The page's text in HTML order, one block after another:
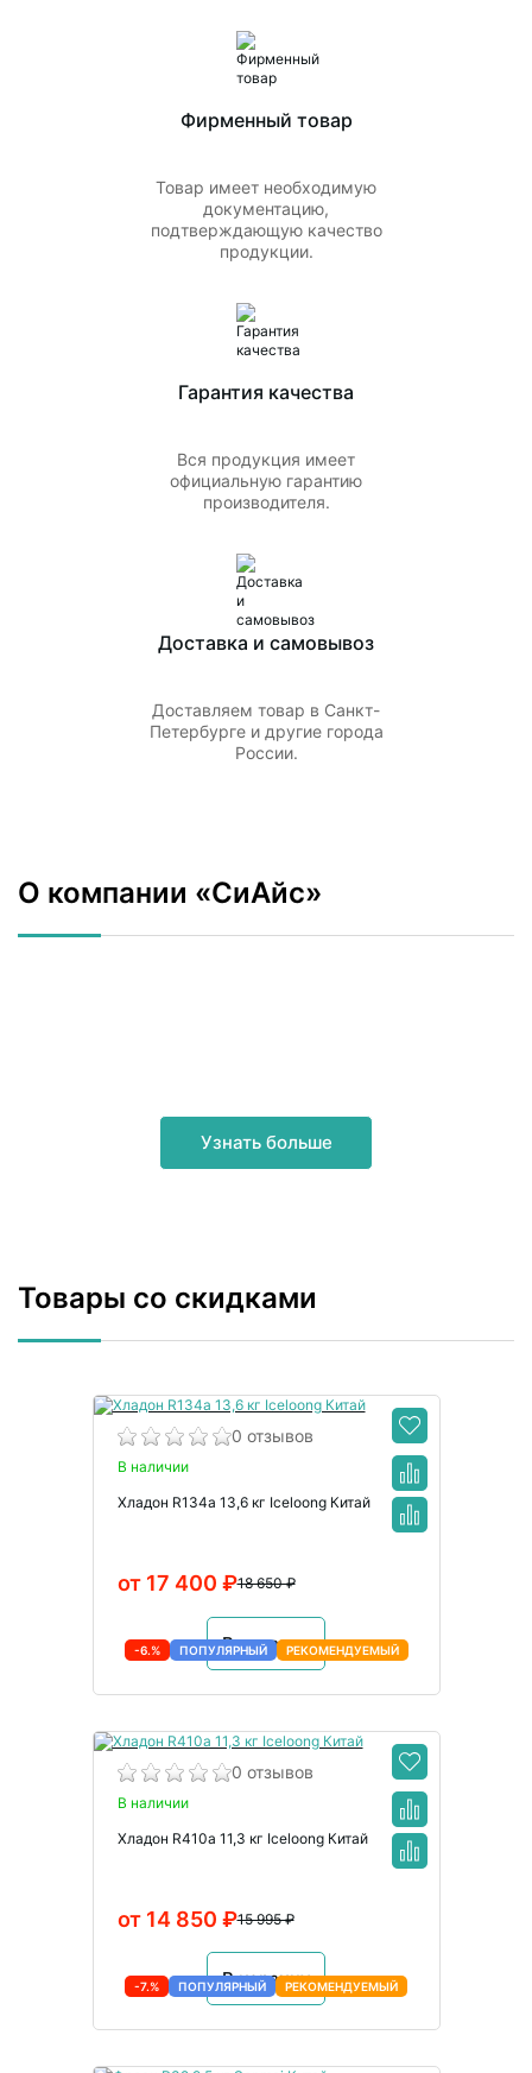
Фирменный товар
Товар имеет необходимую
документацию,
подтверждающую качество
продукции.
Гарантия качества
Вся продукция имеет
официальную гарантию
производителя.
Доставка и самовывоз
Доставляем товар в Санкт-
Петербурге и другие города
России.
О компании «СиАйс»
Узнать больше
Товары со скидками
0 отзывов
В наличии
Хладон R134a 13,6 кг Iceloong Китай
18 650 ₽
от 17 400 ₽
В корзину
-6.% ПОПУЛЯРНЫЙ РЕКОМЕНДУЕМЫЙ
0 отзывов
В наличии
Хладон R410a 11,3 кг Iceloong Китай
15 995 ₽
от 14 850 ₽
В корзину
-7.% ПОПУЛЯРНЫЙ РЕКОМЕНДУЕМЫЙ